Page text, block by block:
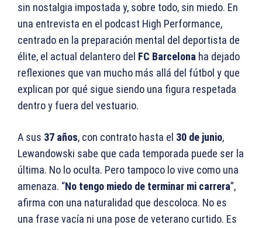
sin nostalgia impostada y, sobre todo, sin miedo. En
una entrevista en el podcast High Performance,
centrado en la preparación mental del deportista de
élite, el actual delantero del FC Barcelona ha dejado
reflexiones que van mucho más allá del fútbol y que
explican por qué sigue siendo una figura respetada
dentro y fuera del vestuario.
A sus 37 años, con contrato hasta el 30 de junio,
Lewandowski sabe que cada temporada puede ser la
última. No lo oculta. Pero tampoco lo vive como una
amenaza. “No tengo miedo de terminar mi carrera”,
afirma con una naturalidad que descoloca. No es
una frase vacía ni una pose de veterano curtido. Es